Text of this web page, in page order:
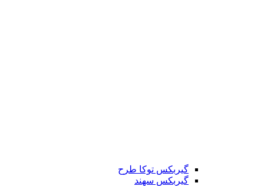
گیربکس توکا طرح
گیربکس سهند